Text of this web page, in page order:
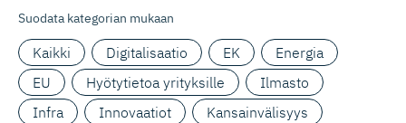
Suodata kategorian mukaan
Kaikki Digitalisaatio EK
Energia
EU
Hyötytietoa yrityksille
Ilmasto
Infra
Innovaatiot
Kansainvälisyys